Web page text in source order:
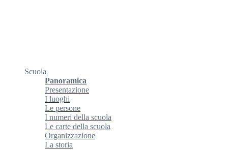
Scuola
Panoramica
Presentazione
I luoghi
Le persone
I numeri della scuola
Le carte della scuola
Organizzazione
La storia